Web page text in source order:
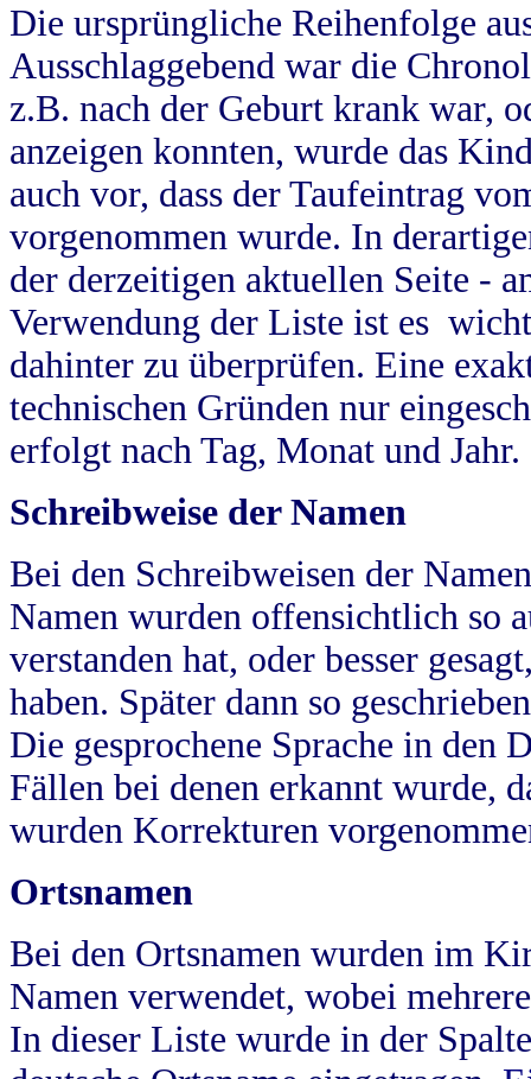
Die ursprüngliche Reihenfolge
Ausschlaggebend war die
z.B. nach der Geburt krank war,
anzeigen konnten, wurde das
auch vor, dass der Taufeintrag
vorgenommen wurde. In
der derzeitigen aktuellen Seite -
Verwendung der Liste ist es
dahinter zu überprüfen. Eine
technischen Gründen nur
erfolgt nach Tag, Monat und Jahr.
Schreibweise der Namen
Bei den Schreibweisen der
Namen wurden offensichtlich so
verstanden hat, oder besser
haben. Später dann so
Die gesprochene Sprache in
Fällen bei denen erkannt wurde,
wurden Korrekturen
Ortsnamen
Bei den Ortsnamen wurden im
Namen verwendet, wobei
In dieser Liste wurde in der